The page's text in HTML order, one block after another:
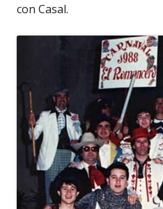
con Casal.